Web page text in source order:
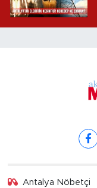
Antalya Nöbetçi